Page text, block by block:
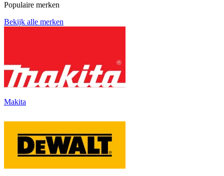
Populaire merken
Bekijk alle merken
Makita